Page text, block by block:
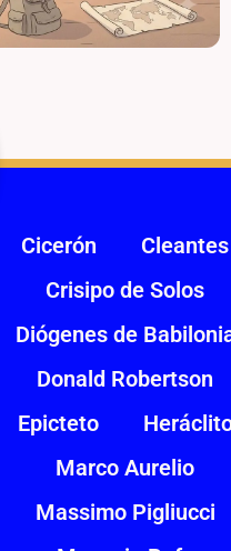
Cicerón
Cleantes
Crisipo de Solos
Diógenes de
Donald Robertson
Epicteto
Marco Aurelio
Massimo Pigliucci